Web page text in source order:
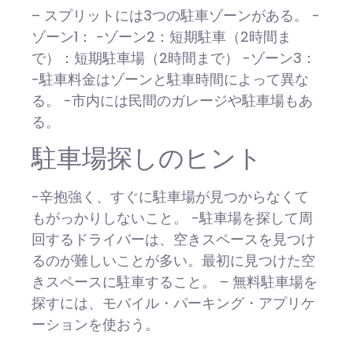
– スプリットには3つの駐車ゾーンがある。 -
ゾーン1： -ゾーン2：短期駐車（2時間ま
で）：短期駐車場（2時間まで） -ゾーン3：
-駐車料金はゾーンと駐車時間によって異な
る。 -市内には民間のガレージや駐車場もあ
る。
駐車場探しのヒント
-辛抱強く、すぐに駐車場が見つからなくて
もがっかりしないこと。 -駐車場を探して周
回するドライバーは、空きスペースを見つけ
るのが難しいことが多い。最初に見つけた空
きスペースに駐車すること。 – 無料駐車場を
探すには、モバイル・パーキング・アプリケ
ーションを使おう。